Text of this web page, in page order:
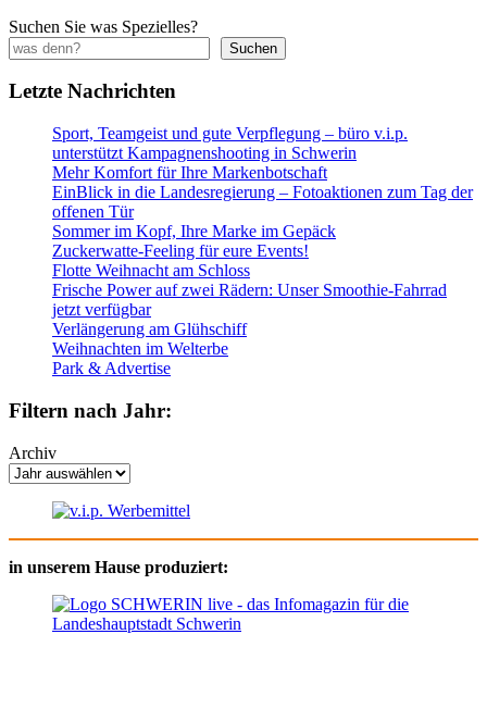
Suchen Sie was Spezielles?
Suchen
Letzte Nachrichten
Sport, Teamgeist und gute Verpflegung – büro v.i.p.
unterstützt Kampagnenshooting in Schwerin
Mehr Komfort für Ihre Markenbotschaft
EinBlick in die Landesregierung – Fotoaktionen zum Tag der
offenen Tür
Sommer im Kopf, Ihre Marke im Gepäck
Zuckerwatte-Feeling für eure Events!
Flotte Weihnacht am Schloss
Frische Power auf zwei Rädern: Unser Smoothie-Fahrrad
jetzt verfügbar
Verlängerung am Glühschiff
Weihnachten im Welterbe
Park & Advertise
Filtern nach Jahr:
Archiv
in unserem Hause produziert: